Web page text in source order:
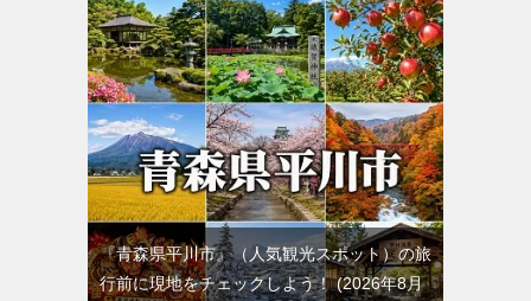
『青森県平川市』（人気観光スポット）の旅
行前に現地をチェックしよう！ 2026年8月